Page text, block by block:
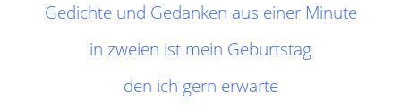
Gedichte und Gedanken aus einer Minute
in zweien ist mein Geburtstag
den ich gern erwarte